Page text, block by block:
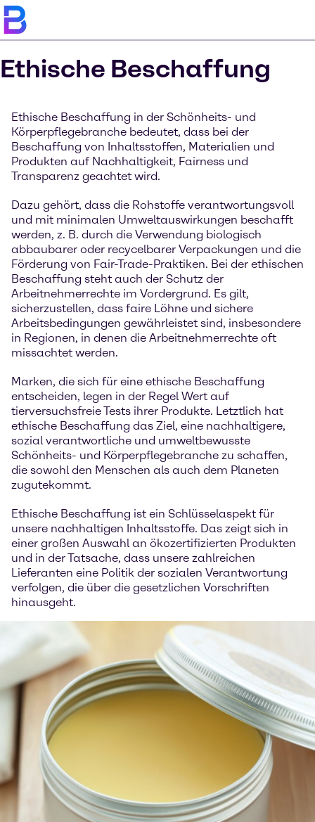
Ethische Beschaffung
Ethische Beschaffung in der Schönheits- und
Körperpflegebranche bedeutet, dass bei der
Beschaffung von Inhaltsstoffen, Materialien und
Produkten auf Nachhaltigkeit, Fairness und
Transparenz geachtet wird.
Dazu gehört, dass die Rohstoffe verantwortungsvoll
und mit minimalen Umweltauswirkungen beschafft
werden, z. B. durch die Verwendung biologisch
abbaubarer oder recycelbarer Verpackungen und die
Förderung von Fair-Trade-Praktiken. Bei der ethischen
Beschaffung steht auch der Schutz der
Arbeitnehmerrechte im Vordergrund. Es gilt,
sicherzustellen, dass faire Löhne und sichere
Arbeitsbedingungen gewährleistet sind, insbesondere
in Regionen, in denen die Arbeitnehmerrechte oft
missachtet werden.
Marken, die sich für eine ethische Beschaffung
entscheiden, legen in der Regel Wert auf
tierversuchsfreie Tests ihrer Produkte. Letztlich hat
ethische Beschaffung das Ziel, eine nachhaltigere,
sozial verantwortliche und umweltbewusste
Schönheits- und Körperpflegebranche zu schaffen,
die sowohl den Menschen als auch dem Planeten
zugutekommt.
Ethische Beschaffung ist ein Schlüsselaspekt für
unsere nachhaltigen Inhaltsstoffe. Das zeigt sich in
einer großen Auswahl an ökozertifizierten Produkten
und in der Tatsache, dass unsere zahlreichen
Lieferanten eine Politik der sozialen Verantwortung
verfolgen, die über die gesetzlichen Vorschriften
hinausgeht.